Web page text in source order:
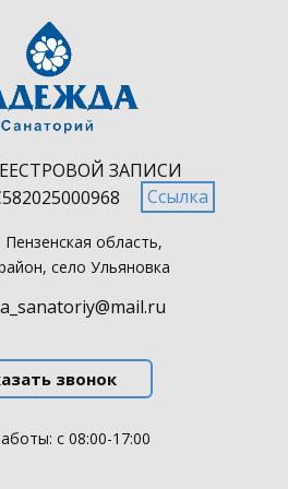
ЗАПИСИ
Ссылка
Пензенская область,
село Ульяновка
звонок
с 08:00-17:00